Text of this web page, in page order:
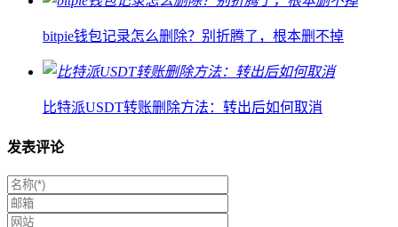
bitpie钱包记录怎么删除？别折腾了，根本删不掉
比特派USDT转账删除方法：转出后如何取消
发表评论